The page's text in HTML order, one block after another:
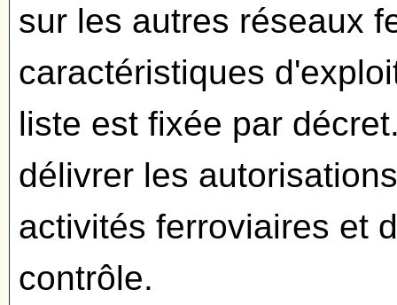
sur les autres réseaux
caractéristiques
liste est fixée par
délivrer les
activités ferroviaires et
contrôle.